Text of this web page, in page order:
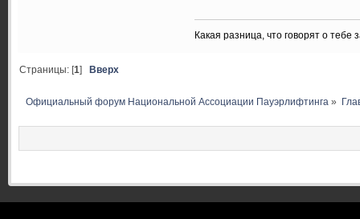
Какая разница, что говорят о
Страницы: [1] Вверх
Официальный форум Национальной Ассоциации Пауэрлифтинга »